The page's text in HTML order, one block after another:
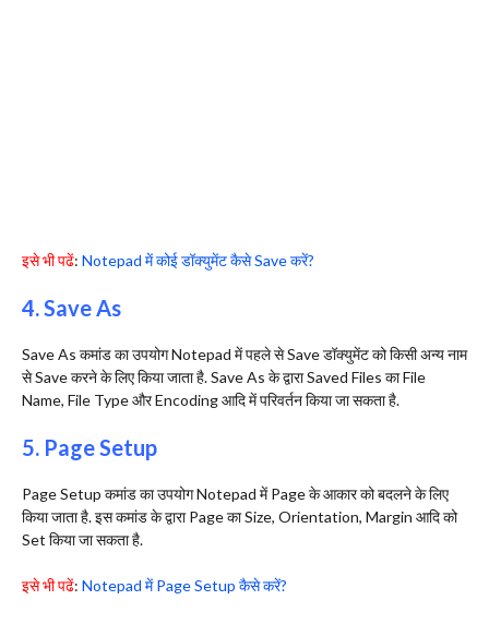
इसे भी पढें: Notepad में कोई डॉक्युमेंट कैसे Save करें?
4. Save As
Save As कमांड का उपयोग Notepad में पहले से Save डॉक्युमेंट को किसी अन्य नाम
से Save करने के लिए किया जाता है. Save As के द्वारा Saved Files का File
Name, File Type और Encoding आदि में परिवर्तन किया जा सकता है.
5. Page Setup
Page Setup कमांड का उपयोग Notepad में Page के आकार को बदलने के लिए
किया जाता है. इस कमांड के द्वारा Page का Size, Orientation, Margin आदि को
Set किया जा सकता है.
इसे भी पढें: Notepad में Page Setup कैसे करें?